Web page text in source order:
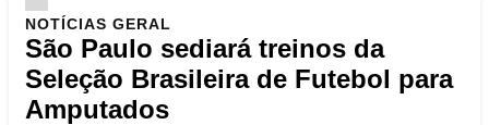
NOTÍCIAS GERAL
São Paulo sediará treinos da
Seleção Brasileira de Futebol para
Amputados